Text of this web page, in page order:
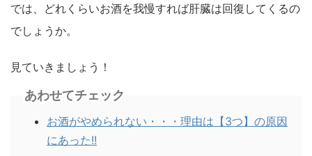
では、どれくらいお酒を我慢すれば肝臓は回復してくるの
でしょうか。
見ていきましょう！
あわせてチェック
お酒がやめられない・・・理由は【3つ】の原因
にあった!!